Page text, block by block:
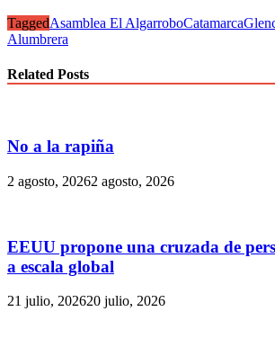
TaggedAsamblea El AlgarroboCatamarca
Alumbrera
Related Posts
No a la rapiña
2 agosto, 20262 agosto, 2026
EEUU propone una cruzada de
a escala global
21 julio, 202620 julio, 2026